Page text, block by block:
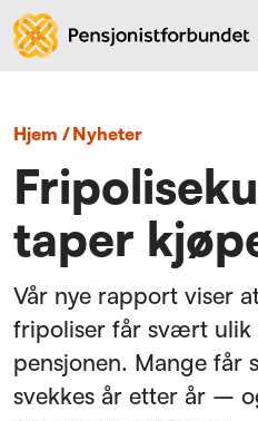
Hjem / nyheter
taper
Vår nye rapport viser
fripoliser får svært ulik
pensjonen. Mange får
svekkes år etter år –